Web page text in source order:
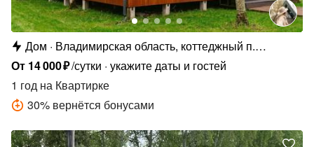
Дом
Владимирская область, коттеджный п.
Сосновые Озёра
От 14000₽/сутки укажите даты и гостей
1 год на Квартирке
30% вернётся бонусами